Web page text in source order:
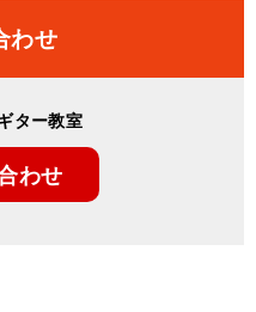
わせ
ター教室
わせ